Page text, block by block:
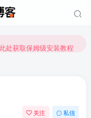
处获取保姆级安装教程
处获取保姆级安装教程
关注 私信